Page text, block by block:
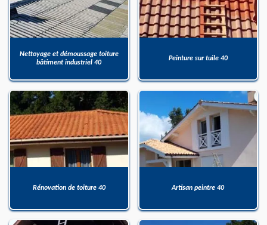
Nettoyage et démoussage toiture
bâtiment industriel 40
Peinture sur tuile 40
Rénovation de toiture 40 Artisan peintre 40